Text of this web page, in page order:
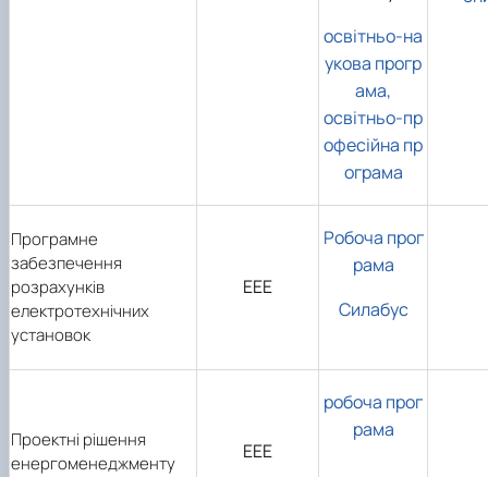
освітньо-на
укова прогр
ама,
освітньо-пр
офесійна пр
ограма
Програмне
забезпечення
розрахунків
електротехнічних
установок
ЕЕЕ
Робоча прог
рама
Силабус
Проектні рішення
енергоменеджменту
ЕЕЕ
робоча прог
рама